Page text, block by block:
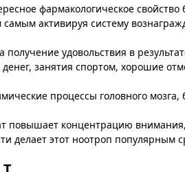
фармакологическое
самым активируя систему
получение удовольствия в
денег, занятия спортом, хорошие
процессы головного
повышает концентрацию
делает этот ноотроп популярным